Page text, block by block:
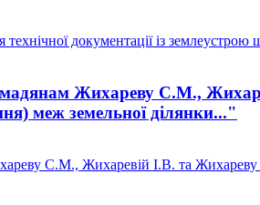
документації із
Жихареву С.М.,
меж земельної ділянки..."
С.М., Жихаревій І.В. та Жихареву